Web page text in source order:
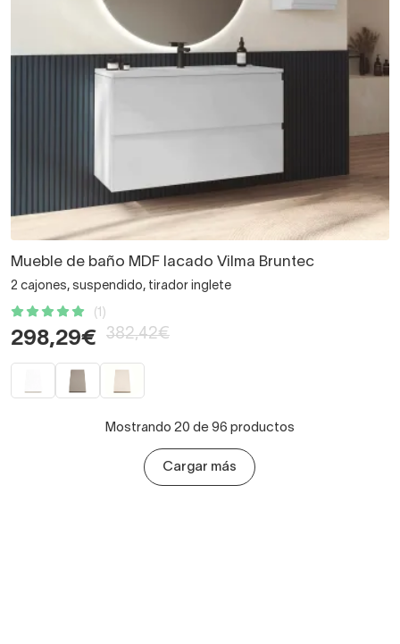
Mueble de baño MDF lacado Vilma Bruntec
2 cajones, suspendido, tirador inglete
(1)
298,29€ 382,42€
Mostrando 20 de 96 productos
Cargar más